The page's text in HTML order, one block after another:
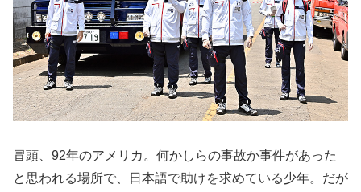
冒頭、92年のアメリカ。何かしらの事故か事件があった
と思われる場所で、日本語で助けを求めている少年。だが